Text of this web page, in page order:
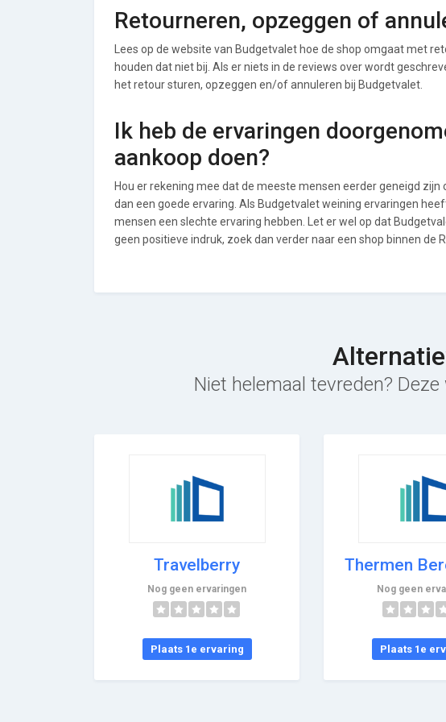
Retourneren, opzeggen of
Lees op de website van Budgetvalet hoe de shop omgaat met
houden dat niet bij. Als er niets in de reviews over wordt
het retour sturen, opzeggen en/of annuleren bij Budgetvalet.
Ik heb de ervaringen
aankoop doen?
Hou er rekening mee dat de meeste mensen eerder geneigd
dan een goede ervaring. Als Budgetvalet weining ervaringen
mensen een slechte ervaring hebben. Let er wel op dat
geen positieve indruk, zoek dan verder naar een shop binnen de
Niet helemaal tevreden?
Travelberry
Nog geen ervaringen
Plaats 1e ervaring
Thermen
Nog geen
Plaats 1e